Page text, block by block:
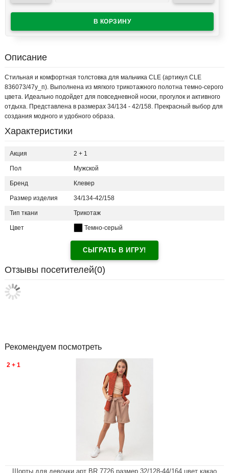
Описание
Стильная и комфортная толстовка для мальчика CLE (артикул CLE
836073/47у_п). Выполнена из мягкого трикотажного полотна темно-серого
цвета. Идеально подойдет для повседневной носки, прогулок и активного
отдыха. Представлена в размерах 34/134 - 42/158. Прекрасный выбор для
создания модного и удобного образа.
Характеристики
Акция 2 + 1
Пол Мужской
Бренд Клевер
Размер изделия 34/134-42/158
Тип ткани Трикотаж
Цвет Темно-серый
СЫГРАТЬ В ИГРУ!
Отзывы посетителей(0)
Рекомендуем посмотреть
2 + 1
Шорты для девочки арт BR 7726 размер 32/128-44/164 цвет какао